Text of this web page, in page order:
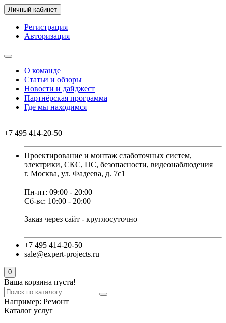
Личный кабинет
Регистрация
Авторизация
О команде
Статьи и обзоры
Новости и дайджест
Партнёрская программа
Где мы находимся
+7 495 414-20-50
Проектирование и монтаж слаботочных систем,
электрики, СКС, ПС, безопасности, видеонаблюдения
г. Москва, ул. Фадеева, д. 7с1
Пн-пт: 09:00 - 20:00
Сб-вс: 10:00 - 20:00
Заказ через сайт - круглосуточно
+7 495 414-20-50
sale@expert-projects.ru
0
Ваша корзина пуста!
Например: Ремонт
Каталог услуг